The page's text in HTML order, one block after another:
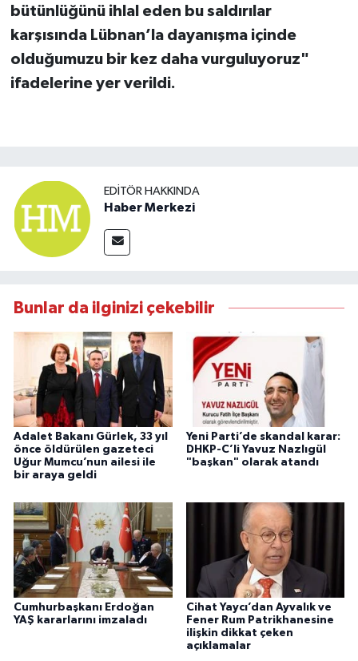
bütünlüğünü ihlal eden bu saldırılar
karşısında Lübnan’la dayanışma içinde
olduğumuzu bir kez daha vurguluyoruz"
ifadelerine yer verildi.
EDITÖR HAKKINDA
Haber Merkezi
Bunlar da ilginizi çekebilir
Adalet Bakanı Gürlek, 33 yıl
önce öldürülen gazeteci
Uğur Mumcu’nun ailesi ile
bir araya geldi
Yeni Parti’de skandal karar:
DHKP-C’li Yavuz Nazlıgül
"başkan" olarak atandı
Cumhurbaşkanı Erdoğan
YAŞ kararlarını imzaladı
Cihat Yaycı’dan Ayvalık ve
Fener Rum Patrikhanesine
ilişkin dikkat çeken
açıklamalar